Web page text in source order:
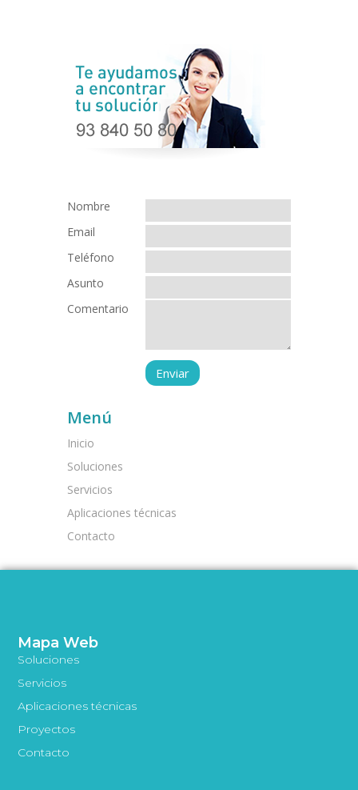
Nombre
Email
Teléfono
Asunto
Comentario
Menú
Inicio
Soluciones
Servicios
Aplicaciones técnicas
Contacto
Mapa Web
Soluciones
Servicios
Aplicaciones técnicas
Proyectos
Contacto